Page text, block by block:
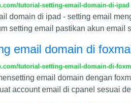
tutorial-setting-email-domain-di-ipad
domain di ipad - setting email
setting email pastikan akun email
email domain di
tutorial-setting-email-domain-di-
email domain dengan
account email di cpanel sesuai